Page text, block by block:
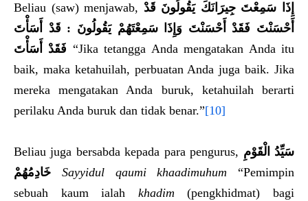
Beliau (saw) menjawab, إِذَا سَمِعْتَ جِيرَانَكَ يَقُولُونَ قَدْ
أَحْسَنْتَ فَقَدْ أَحْسَنْتَ وَإِذَا سَمِعْتَهُمْ يَقُولُونَ ‏:‏ قَدْ أَسَأْتَ
فَقَدْ أَسَأْتَ “Jika tetangga Anda mengatakan Anda itu
baik, maka ketahuilah, perbuatan Anda juga baik. Jika
mereka mengatakan Anda buruk, ketahuilah berarti
perilaku Anda buruk dan tidak benar.”[10]
Beliau juga bersabda kepada para pengurus, سَيِّدُ الْقَوْمِ
خَادِمُهُمْ
Sayyidul qaumi khaadimuhum “Pemimpin
sebuah kaum ialah khadim(pengkhidmat) bagi